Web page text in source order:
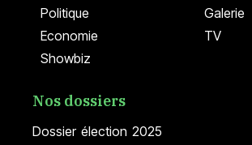
Politique
Economie
Showbiz
Galerie
TV
Dossier élection 2025
Nos dossiers